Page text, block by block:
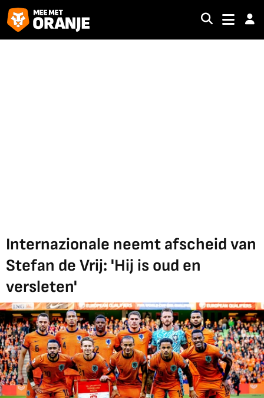
Internazionale neemt afscheid van
Stefan de Vrij: 'Hij is oud en
versleten'